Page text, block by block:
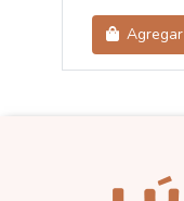
Agregar